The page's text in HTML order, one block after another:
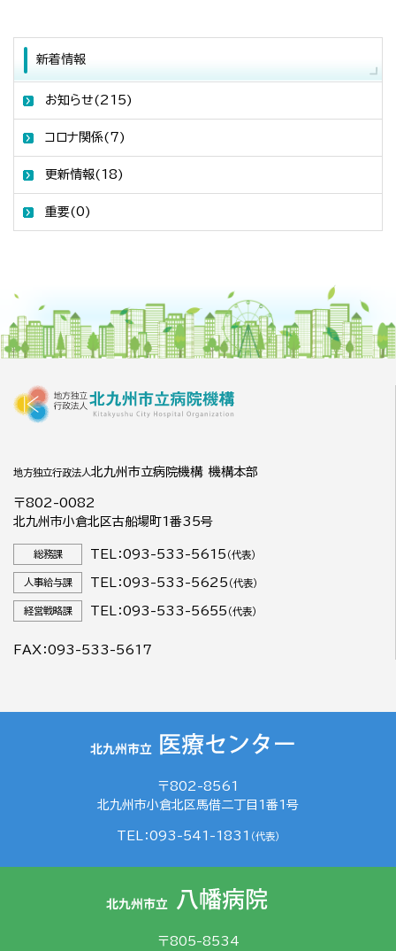
新着情報
お知らせ(215)
コロナ関係(7)
更新情報(18)
重要(0)
地方独立行政法人北九州市立病院機構 機構本部
〒802-0082
北九州市小倉北区古船場町1番35号
総務課 TEL：093-533-5615 （代表）
人事給与課 TEL：093-533-5625 （代表）
経営戦略課 TEL：093-533-5655 （代表）
FAX：093-533-5617
〒802-8561
北九州市小倉北区馬借二丁目1番1号
TEL：093-541-1831 （代表）
〒805-8534